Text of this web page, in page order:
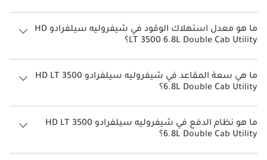
سعر شيفروليه سيلفرادو HD LT 3500 6.8L Double Cab Utility هو درهم
226,300.
ما هو معدل استهلاك الوقود في شيفروليه سيلفرادو HD
LT 3500 6.8L Double Cab Utility؟
يبلغ معدل استهلاك الوقود المقترح من الشركة المصنعة لسيارة شيفروليه
سيلفرادو HD 2026 من 6 كم/ليتر.
ما هي سعة المقاعد في شيفروليه سيلفرادو HD LT 3500
6.8L Double Cab Utility؟
تتسع شيفروليه سيلفرادو HD LT 3500 6.8L Double Cab Utility لأ 5
أشخاص.
ما هو نظام الدفع في شيفروليه سيلفرادو HD LT 3500
6.8L Double Cab Utility؟
نظام الدفع في شيفروليه سيلفرادو HD Four Wheel Drive LT 3500 6.8L